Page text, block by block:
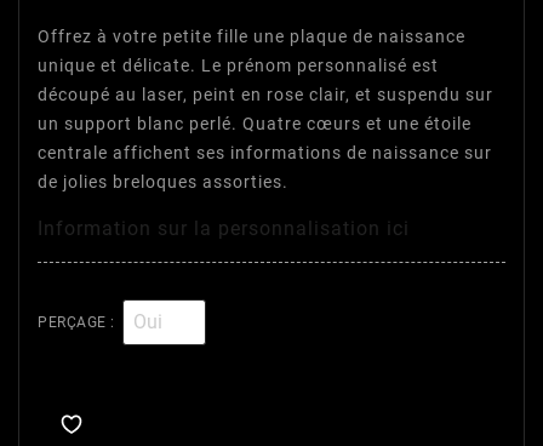
Offrez à votre petite fille une plaque de naissance
unique et délicate. Le prénom personnalisé est
découpé au laser, peint en rose clair, et suspendu sur
un support blanc perlé. Quatre cœurs et une étoile
centrale affichent ses informations de naissance sur
de jolies breloques assorties.
Information sur la personnalisation ici
PERÇAGE :